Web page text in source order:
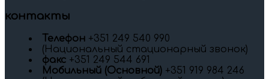
контакты
Телефон +351 249 540 990
(Национальный стационарный звонок)
факс +351 249 544 691
Мобильный (Oсновной) +351 919 984 246